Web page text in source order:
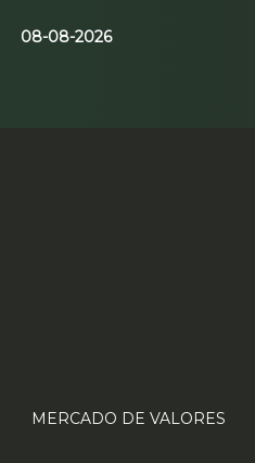
08-08-2026
MERCADO DE VALORES